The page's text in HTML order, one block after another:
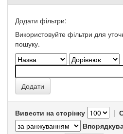
Додати фільтри:
Використовуйте фільтри для
пошуку.
Вивести на сторінку |